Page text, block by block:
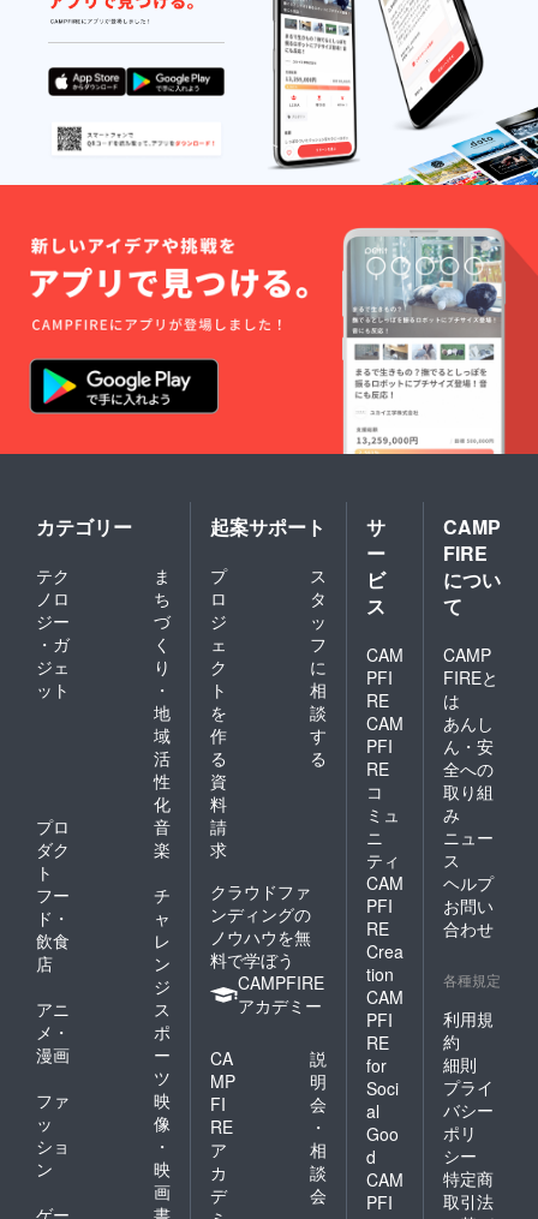
カテゴリー
テク
ノロ
ジー
・ガ
ジェ
ット
ま
ち
づ
く
り
・
地
域
活
性
化
プロ
ダク
ト
音
楽
フー
ド・
飲食
店
チ
ャ
レ
ン
ジ
アニ
メ・
漫画
ス
ポ
ー
ツ
ファ
ッ
ショ
ン
映
像
・
映
画
起案サポート
プ
ロ
ジ
ェ
ク
ト
を
作
る
ス
タ
ッ
フ
に
相
談
す
る
資
料
請
求
クラウドファ
ンディングの
ノウハウを無
料で学ぼう
CAMPFIRE
アカデミー
CA
MP
FI
RE
ア
カ
デ
説
明
会
・
相
談
会
サ
ー
ビ
ス
CAM
PFI
RE
CAM
PFI
RE
コ
ミュ
ニ
ティ
CAM
PFI
RE
Crea
tion
CAM
PFI
RE
for
Soci
al
Goo
d
CAM
PFI
CAMP
FIRE
につい
て
CAMP
FIREと
は
あんし
ん・安
全への
取り組
み
ニュー
ス
ヘルプ
お問い
合わせ
各種規定
利用規
約
細則
プライ
バシー
ポリ
シー
特定商
取引法